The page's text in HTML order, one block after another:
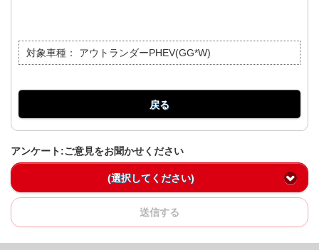
対象車種： アウトランダーPHEV(GG*W)
戻る
アンケート:ご意見をお聞かせください
(選択してください)
送信する